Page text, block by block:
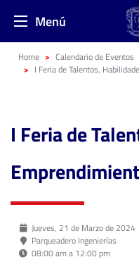
Menú
Home
Calendario de Eventos
I Feria de Talentos, Habilidades y
I Feria de
Jueves, 21 de Marzo de 2024
Parqueadero Ingenierías
08:00 am a 12:00 pm